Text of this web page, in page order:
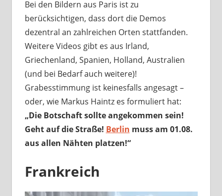
Bei den Bildern aus Paris ist zu
berücksichtigen, dass dort die Demos
dezentral an zahlreichen Orten stattfanden.
Weitere Videos gibt es aus Irland,
Griechenland, Spanien, Holland, Australien
(und bei Bedarf auch weitere)!
Grabesstimmung ist keinesfalls angesagt –
oder, wie Markus Haintz es formuliert hat:
„Die Botschaft sollte angekommen sein!
Geht auf die Straße! Berlin muss am 01.08.
aus allen Nähten platzen!“
Frankreich